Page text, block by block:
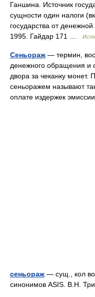
Ганшина. Источник
сущности один налоги
государства от
1995. Гайдар 171 …
Сеньораж — термин,
денежного обращения и
двора за чеканку
сеньоражем называют
оплате издержек
сеньораж — сущ., кол во
синонимов ASIS. В.Н.